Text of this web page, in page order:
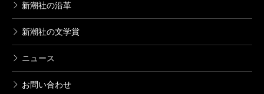
新潮社の沿革
新潮社の文学賞
ニュース
お問い合わせ